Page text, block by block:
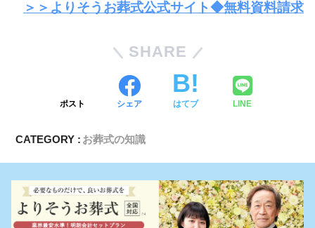
＞＞よりそうお葬式公式サイト◆無料資料請求
SHARE
ポスト シェア はてブ LINE
CATEGORY : お葬式の知識